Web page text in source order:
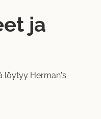
ja
löytyy Herman's